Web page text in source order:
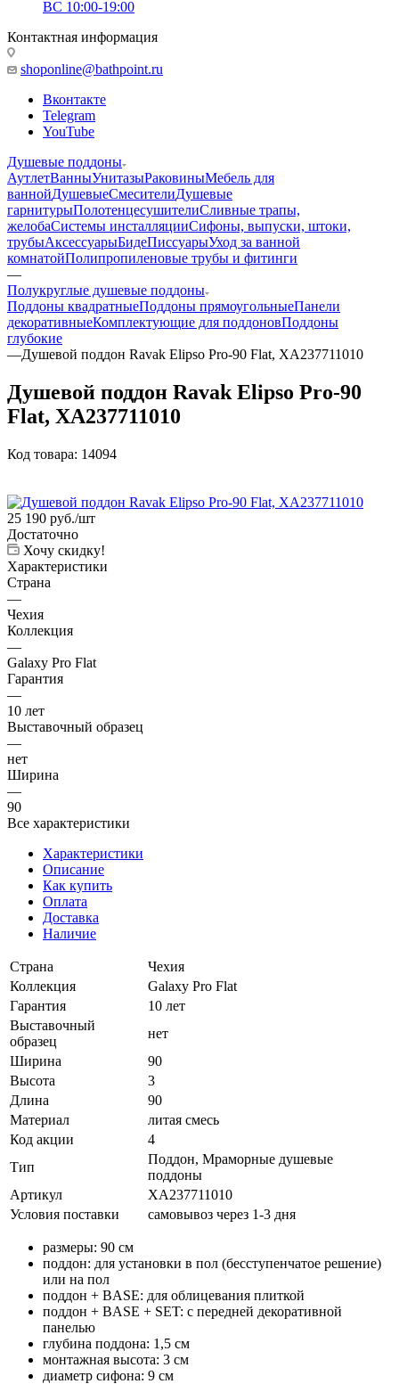
ВС 10:00-19:00
Контактная информация
shoponline@bathpoint.ru
Вконтакте
Telegram
YouTube
Душевые поддоны
АутлетВанныУнитазыРаковиныМебель для
ваннойДушевыеСмесителиДушевые
гарнитурыПолотенцесушителиСливные трапы,
желобаСистемы инсталляцииСифоны, выпуски, штоки,
трубыАксессуарыБидеПиссуарыУход за ванной
комнатойПолипропиленовые трубы и фитинги
—
Полукруглые душевые поддоны
Поддоны квадратныеПоддоны прямоугольныеПанели
декоративныеКомплектующие для поддоновПоддоны
глубокие
—Душевой поддон Ravak Elipso Pro-90 Flat, XA237711010
Душевой поддон Ravak Elipso Pro-90
Flat, XA237711010
Код товара: 14094
25 190 руб./шт
Достаточно
Хочу скидку!
Характеристики
Страна
—
Чехия
Коллекция
—
Galaxy Pro Flat
Гарантия
—
10 лет
Выставочный образец
—
нет
Ширина
—
90
Все характеристики
Характеристики
Описание
Как купить
Оплата
Доставка
Наличие
Страна
Чехия
Коллекция
Galaxy Pro Flat
Гарантия
10 лет
Выставочный
образец
нет
Ширина
90
Высота
3
Длина
90
Материал
литая смесь
Код акции
4
Тип
Поддон, Мраморные душевые
поддоны
Артикул
XA237711010
Условия поставки
самовывоз через 1-3 дня
размеры: 90 см
поддон: для установки в пол (бесступенчатое решение)
или на пол
поддон + BASE: для облицевания плиткой
поддон + BASE + SET: с передней декоративной
панелью
глубина поддона: 1,5 см
монтажная высота: 3 см
диаметр сифона: 9 см